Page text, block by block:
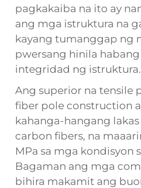
pagkakaiba na ito ay
ang mga istruktura na
kayang tumanggap ng
pwersang hinila
integridad ng istruktura.
Ang superior na tensile
fiber pole construction
kahanga-hangang
carbon fibers, na
MPa sa mga kondisyon
Bagaman ang mga
bihira makamit ang